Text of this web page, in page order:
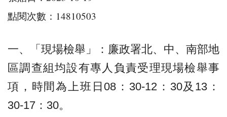
點閱次數：14810503
一、「現場檢舉」：廉政署北、中、南部地
區調查組均設有專人負責受理現場檢舉事
項，時間為上班日08：30-12：30及13：
30-17：30。